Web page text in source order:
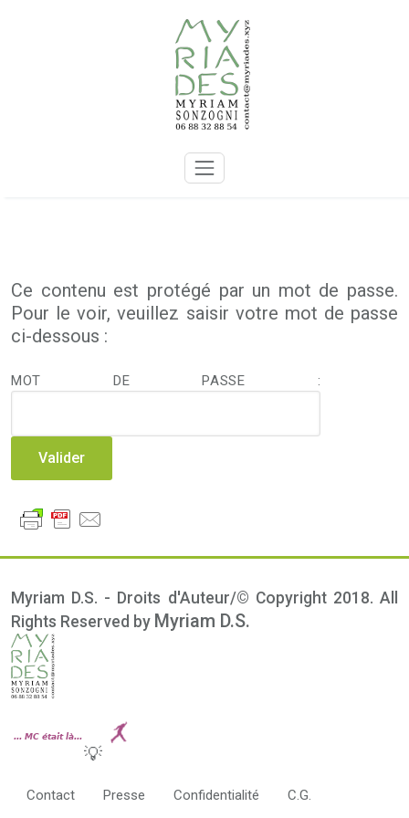
Ce contenu est protégé par un mot de passe.
Pour le voir, veuillez saisir votre mot de passe
ci-dessous :
MOT DE PASSE :
Myriam D.S. - Droits d'Auteur/© Copyright 2018. All
Rights Reserved by Myriam D.S.
💡
Contact Presse Confidentialité C.G.